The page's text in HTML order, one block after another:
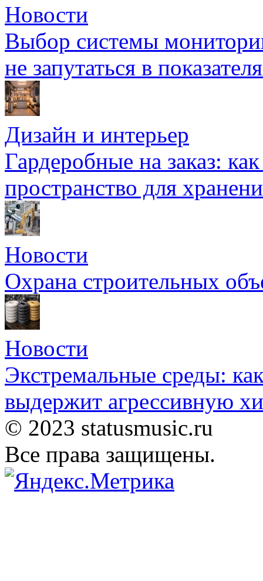
Новости
Выбор системы
не запутаться в
Дизайн и интерьер
Гардеробные на заказ:
пространство для
Новости
Охрана строительных
Новости
Экстремальные среды:
выдержит агрессивную
© 2023 statusmusic.ru
Все права защищены.